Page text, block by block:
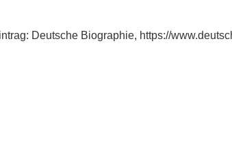
Deutsche Biographie, https://